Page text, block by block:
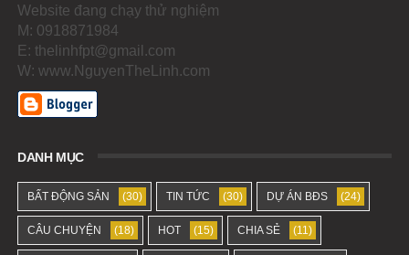
Website đang chạy thử nghiệm
M: 0918871984
E: thelinhfpt@gmail.com
W: www.NguyenTheLinh.com
DANH MỤC
BẤT ĐỘNG SẢN (30) TIN TỨC (30) DỰ ÁN BĐS (24)
CÂU CHUYỆN (18) HOT (15) CHIA SẺ (11)